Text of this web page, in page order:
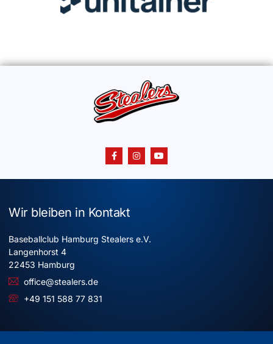
Wir bleiben in Kontakt
Baseballclub Hamburg Stealers e.V.
Langenhorst 4
22453 Hamburg
office@stealers.de
+49 151 588 77 831